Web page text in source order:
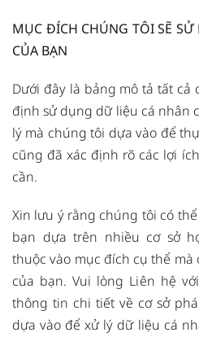
MỤC ĐÍCH CHÚNG TÔI SẼ
CỦA BẠN
Dưới đây là bảng mô tả tất cả
định sử dụng dữ liệu cá nhân
lý mà chúng tôi dựa vào để
cũng đã xác định rõ các lợi
cần.
Xin lưu ý rằng chúng tôi có
bạn dựa trên nhiều cơ sở
thuộc vào mục đích cụ thể
của bạn. Vui lòng Liên hệ
thông tin chi tiết về cơ sở
dựa vào để xử lý dữ liệu cá